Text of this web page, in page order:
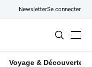
NewsletterSe connecter
Voyage & Découverte